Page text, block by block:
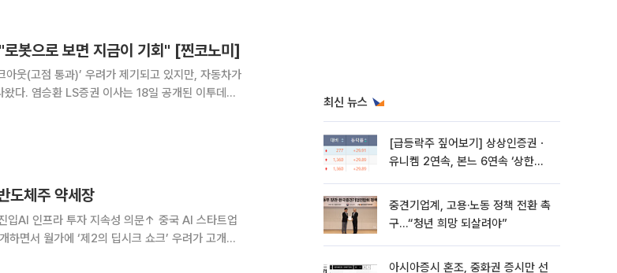
봇으로 보면 지금이 기회" [찐코노미]
웃(고점 통과)’ 우려가 제기되고 있지만, 자동차가
이투데이
다.
도체주 약세장
입AI 인프라 투자 지속성 의문↑ 중국 AI 스타트업
면서 월가에 ‘제2의 딥시크 쇼크’ 우려가 고개를
최신 뉴스
[급등락주 짚어보기] 상상인증권ㆍ
유니켐 2연속, 본느 6연속 ‘상한
중견기업계, 고용·노동 정책 전환 촉
구…“청년 희망 되살려야”
아시아증시 혼조, 중화권 증시만 선